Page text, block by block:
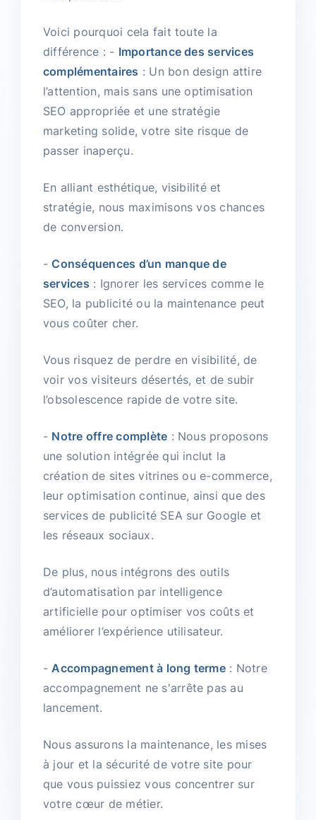
Voici pourquoi cela fait toute la
différence : - Importance des services
complémentaires : Un bon design attire
l’attention, mais sans une optimisation
SEO appropriée et une stratégie
marketing solide, votre site risque de
passer inaperçu.
En alliant esthétique, visibilité et
stratégie, nous maximisons vos chances
de conversion.
- Conséquences d’un manque de
services : Ignorer les services comme le
SEO, la publicité ou la maintenance peut
vous coûter cher.
Vous risquez de perdre en visibilité, de
voir vos visiteurs désertés, et de subir
l’obsolescence rapide de votre site.
- Notre offre complète : Nous proposons
une solution intégrée qui inclut la
création de sites vitrines ou e-commerce,
leur optimisation continue, ainsi que des
services de publicité SEA sur Google et
les réseaux sociaux.
De plus, nous intégrons des outils
d’automatisation par intelligence
artificielle pour optimiser vos coûts et
améliorer l’expérience utilisateur.
-Accompagnement à long terme: Notre
accompagnement ne s'arrête pas au
lancement.
Nous assurons la maintenance, les mises
à jour et la sécurité de votre site pour
que vous puissiez vous concentrer sur
votre cœur de métier.